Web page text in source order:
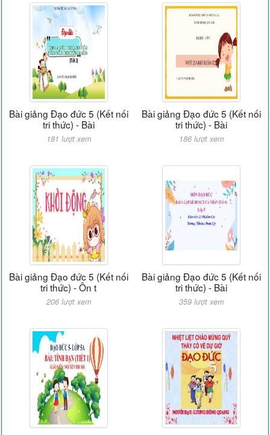
Bài giảng Đạo đức 5 (Kết nối
tri thức) - Bài
181 lượt xem
Bài giảng Đạo đức 5 (Kết nối
tri thức) - Bài
186 lượt xem
Bài giảng Đạo đức 5 (Kết nối
tri thức) - Ôn t
206 lượt xem
Bài giảng Đạo đức 5 (Kết nối
tri thức) - Bài
359 lượt xem